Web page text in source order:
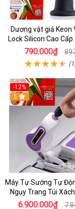
Dương vật giả Keon
Lock Silicon Cao Cấp
Mềm Mại, Đế Hút
790.000₫
-12%
5
Máy Tự Sướng Tự
Ngụy Trang Túi
6.900.000₫